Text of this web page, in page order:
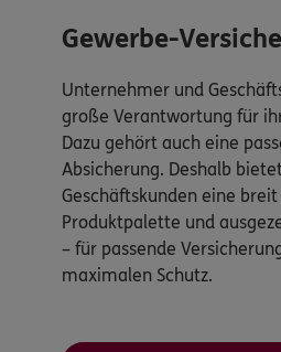
Gewerbe-
Unternehmer und
große Verantwortung für
Dazu gehört auch eine
Absicherung. Deshalb bietet
Geschäftskunden eine
Produktpalette und
– für passende
maximalen Schutz.